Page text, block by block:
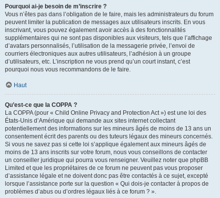
Pourquoi ai-je besoin de m’inscrire ?
Vous n’êtes pas dans l’obligation de le faire, mais les administrateurs du forum
peuvent limiter la publication de messages aux utilisateurs inscrits. En vous
inscrivant, vous pouvez également avoir accès à des fonctionnalités
supplémentaires qui ne sont pas disponibles aux visiteurs, tels que l’affichage
d’avatars personnalisés, l’utilisation de la messagerie privée, l’envoi de
courriers électroniques aux autres utilisateurs, l’adhésion à un groupe
d’utilisateurs, etc. L’inscription ne vous prend qu’un court instant, c’est
pourquoi nous vous recommandons de le faire.
Haut
Qu’est-ce que la COPPA ?
La COPPA (pour « Child Online Privacy and Protection Act ») est une loi des
États-Unis d’Amérique qui demande aux sites internet collectant
potentiellement des informations sur les mineurs âgés de moins de 13 ans un
consentement écrit des parents ou des tuteurs légaux des mineurs concernés.
Si vous ne savez pas si cette loi s’applique également aux mineurs âgés de
moins de 13 ans inscrits sur votre forum, nous vous conseillons de contacter
un conseiller juridique qui pourra vous renseigner. Veuillez noter que phpBB
Limited et que les propriétaires de ce forum ne peuvent pas vous proposer
d’assistance légale et ne doivent donc pas être contactés à ce sujet, excepté
lorsque l’assistance porte sur la question « Qui dois-je contacter à propos de
problèmes d’abus ou d’ordres légaux liés à ce forum ? ».